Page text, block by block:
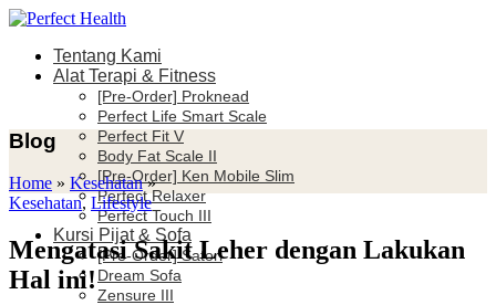
Tentang Kami
Alat Terapi & Fitness
[Pre-Order] Proknead
Perfect Life Smart Scale
Perfect Fit V
Body Fat Scale II
[Pre-Order] Ken Mobile Slim
Perfect Relaxer
Perfect Touch III
Kursi Pijat & Sofa
[Pre-Order] Satori
Dream Sofa
Zensure III
Blog
Home » Kesehatan»
Kesehatan, Lifestyle
Mengatasi Sakit Leher dengan Lakukan
Hal ini!